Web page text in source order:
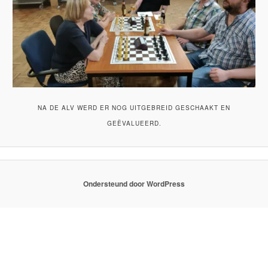
NA DE ALV WERD ER NOG UITGEBREID GESCHAAKT EN
GEËVALUEERD.
Ondersteund door WordPress